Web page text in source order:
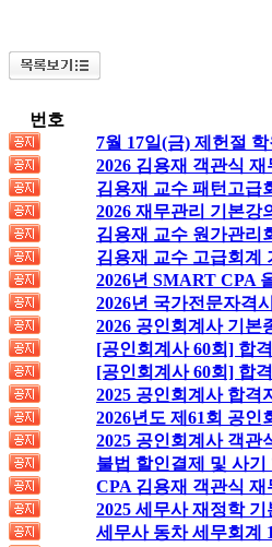
번호
7월 17일(금) 제헌절
2026 김용재 객관식
김용재 교수 패턴고급
2026 재무관리 기본강
김용재 교수 원가관리
김용재 교수 고급회계
2026년 SMART CPA
2026년 국가전문자격
2026 공인회계사 기본
[공인회계사 60회] 합
[공인회계사 60회] 합
2025 공인회계사 합격
2026년도 제61회 공
2025 공인회계사 객관
불법 할인결제 및 사
CPA 김용재 객관식
2025 세무사 재정학
세무사 동차 세무회계